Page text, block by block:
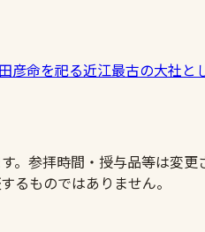
彦命を祀る近江最古の大社
。参拝時間・授与品等は変
るものではありません。